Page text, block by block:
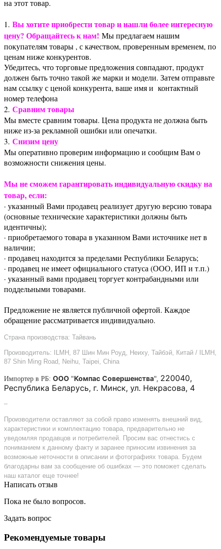
на этот товар.
1. Вы хотите приобрести товар и нашли более интересную
цену? Обращайтесь к нам! Мы предлагаем нашим
покупателям товары , с качеством, проверенным временем, по
ценам ниже конкурентов.
Убедитесь, что торговые предложения совпадают, продукт
должен быть точно такой же марки и модели. Затем отправьте
нам ссылку с ценой конкурента, ваше имя и контактный
номер телефона
2. Сравним товары
Мы вместе сравним товары. Цена продукта не должна быть
ниже из-за рекламной ошибки или опечатки.
3. Снизим цену
Мы оперативно проверим информацию и сообщим Вам о
возможности снижения цены.
Мы не сможем гарантировать индивидуальную скидку на
товар, если:
· указанный Вами продавец реализует другую версию товара
(основные технические характеристики должны быть
идентичны);
· приобретаемого товара в указанном Вами источнике нет в
наличии;
· продавец находится за пределами Республики Беларусь;
· продавец не имеет официального статуса (ООО, ИП и т.п.)
· указанный вами продавец торгует контрабандными или
поддельными товарами.
Предложение не является публичной офертой. Каждое
обращение рассматривается индивидуально.
Страна производства: Тайвань
Производитель: ILMH, 87 Шин Мин Роуд, Неиху, Тайбэй, Китай / ILMH,
87 Shin Ming Road, Neihu, Taipei, China
Импортер в РБ: ООО "Компас Совершенства", 220040,
Республика Беларусь, г. Минск, ул. Некрасова, 4
–
Производители оставляют за собой право изменять внешний вид,
характеристики и комплектацию товара, предварительно не
уведомляя продавцов и потребителей. Просим вас отнестись с
пониманием к данному факту и заранее приносим извинения за
возможные неточности в описании и фотографиях товара. Будем
благодарны вам за сообщение об ошибках — это поможет сделать
наш каталог еще точнее!
Написать отзыв
Пока не было вопросов.
Задать вопрос
Рекомендуемые товары